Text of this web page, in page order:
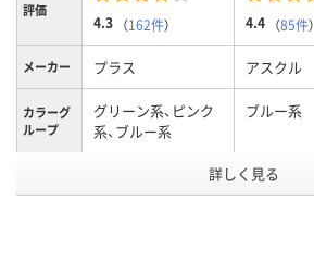
評価
4.3 （162件） 4.4 （85件）
メーカー プラス アスクル
カラーグ
ループ
グリーン系、ピンク
系、ブルー系
ブルー系
通常
詳しく見る